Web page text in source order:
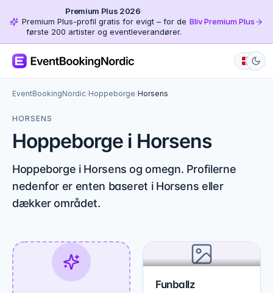
Premium Plus 2026·
Premium Plus-profil gratis for evigt – for de
første 200 artister og eventleverandører.
Bliv Premium Plus
EventBookingNordic/Hoppeborge/Horsens
HORSENS
Hoppeborge i Horsens
Hoppeborge i Horsens og omegn. Profilerne
nedenfor er enten baseret i Horsens eller
dækker området.
Funballz